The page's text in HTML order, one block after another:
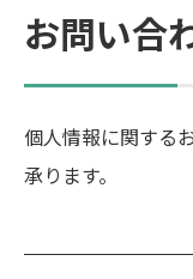
お問い合
個人情報に関する
承ります。